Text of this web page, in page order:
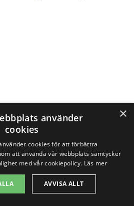
×
använder
cookies
cookies för att förbättra
att använda vår webbplats samtycker
med vår cookiepolicy. Läs mer
AVVISA ALLT